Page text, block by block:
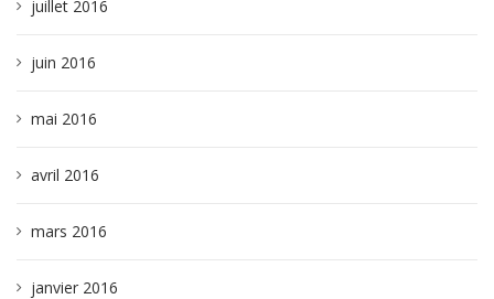
juillet 2016
juin 2016
mai 2016
avril 2016
mars 2016
janvier 2016